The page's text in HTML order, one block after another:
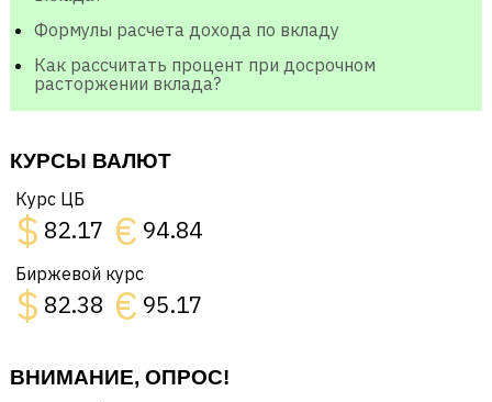
Формулы расчета дохода по вкладу
Как рассчитать процент при досрочном
расторжении вклада?
КУРСЫ ВАЛЮТ
Курс ЦБ
$ 82.17 € 94.84
Биржевой курс
$ 82.38 € 95.17
ВНИМАНИЕ, ОПРОС!